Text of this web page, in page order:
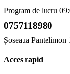
Program de lucru
0757118980
Șoseaua
Acces rapid